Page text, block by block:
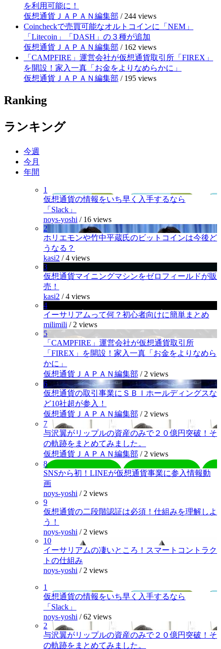
を利用可能に！
仮想通貨ＪＡＰＡＮ編集部 / 244 views
Coincheckで売買可能なオルトコインに「NEM」
「Litecoin」「DASH」の３種が追加
仮想通貨ＪＡＰＡＮ編集部 / 162 views
「CAMPFIRE」運営会社が仮想通貨取引所「FIREX」
を開設！家入一真「お金をよりなめらかに」
仮想通貨ＪＡＰＡＮ編集部 / 195 views
Ranking
ランキング
今週
今月
年間
1
仮想通貨の情報をいち早く入手するなら
「Slack」
noys-yoshi / 16 views
2
ホリエモンや竹中平蔵氏のビットコインは今後ど
うなる？
kasi2 /4 views
3
仮想通貨マイニングマシンをゼロフィールドが販
売！
kasi2 /4 views
4
イーサリアムって何？初心者向けに簡単まとめ
milimili / 2 views
5
「CAMPFIRE」運営会社が仮想通貨取引所
「FIREX」を開設！家入一真「お金をよりなめら
かに」
仮想通貨ＪＡＰＡＮ編集部 / 2 views
6
仮想通貨の取引事業にＳＢＩホールディングスな
ど10社超が参入！
仮想通貨ＪＡＰＡＮ編集部 / 2 views
7
与沢翼がリップルの資産のみで２０億円突破！そ
の軌跡をまとめてみました。
仮想通貨ＪＡＰＡＮ編集部 / 2 views
8
SNSから初！LINEが仮想通貨事業に参入情報動
画
noys-yoshi / 2 views
9
仮想通貨の二段階認証は必須！仕組みを理解しよ
う！
noys-yoshi / 2 views
10
イーサリアムの凄いところ！スマートコントラク
トの仕組み
noys-yoshi / 2 views
1
仮想通貨の情報をいち早く入手するなら
「Slack」
noys-yoshi /62 views
2
与沢翼がリップルの資産のみで２０億円突破！そ
の軌跡をまとめてみました。